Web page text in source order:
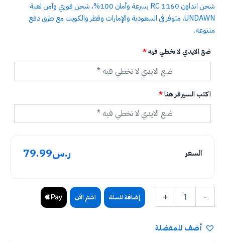
شحن انداون 1160 RC بسرعة وأمان 100%، شحن فوري وآمن لعبة
UNDAWN، متوفر في السعودية والإمارات وقطر والكويت مع طرق دفع
متنوعة.
ضع الايدي لا تخطي فيه*
اكتب السيرفر هنا*
ر.س79.99
-
+ إضافة للسلة اشترِ الآن
أضف للمفضلة